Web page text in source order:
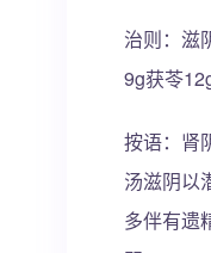
治则：滋
9g获苓
按语：肾
汤滋阴以
多伴有遗